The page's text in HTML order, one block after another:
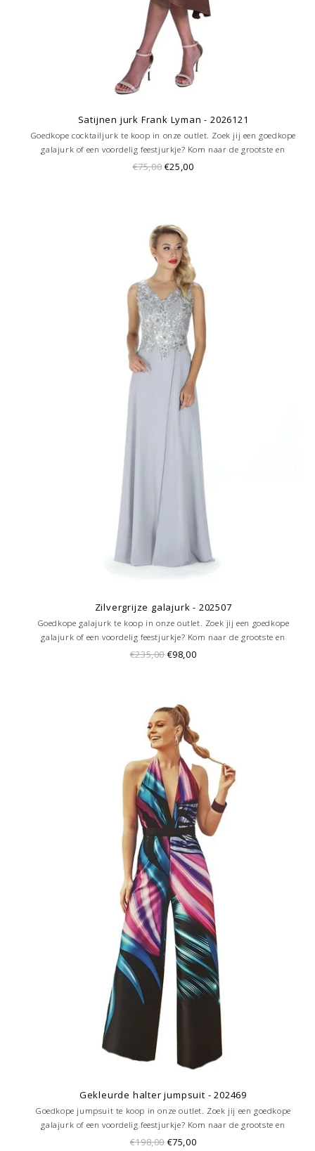
Satijnen jurk Frank Lyman - 2026121
Goedkope cocktailjurk te koop in onze outlet. Zoek jij een goedkope
galajurk of een voordelig feestjurkje? Kom naar de grootste en
goedkoopste galajurken outlet in de regio Amersfoort. Altijd voordelig!
€75,00 €25,00
Zilvergrijze galajurk - 202507
Goedkope galajurk te koop in onze outlet. Zoek jij een goedkope
galajurk of een voordelig feestjurkje? Kom naar de grootste en
goedkoopste galajurken outlet in de regio Amersfoort. Altijd voordelig!
€235,00 €98,00
Gekleurde halter jumpsuit - 202469
Goedkope jumpsuit te koop in onze outlet. Zoek jij een goedkope
galajurk of een voordelig feestjurkje? Kom naar de grootste en
goedkoopste galajurken outlet in de regio Amersfoort. Altijd voordelig!
€198,00 €75,00